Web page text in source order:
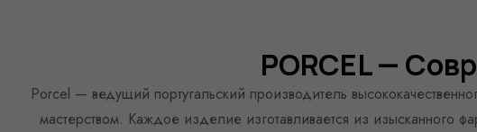
PORCEL —
Porcel — ведущий португальский производитель
мастерством. Каждое изделие изготавливается из изысканного